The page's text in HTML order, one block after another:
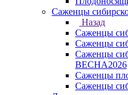
Саженцы
Назад
Саженцы
Саженцы
Саженцы
ВЕСНА2026
Саженцы
Саженцы